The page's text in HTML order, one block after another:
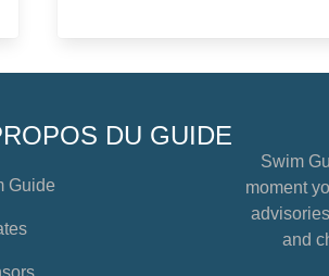
DU GUIDE
Guide
Swim
moment
and